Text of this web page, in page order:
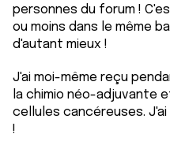
personnes du forum !
ou moins dans le même
d'autant mieux !
J'ai moi-même reçu
la chimio néo-adjuvante
cellules cancéreuses.
!